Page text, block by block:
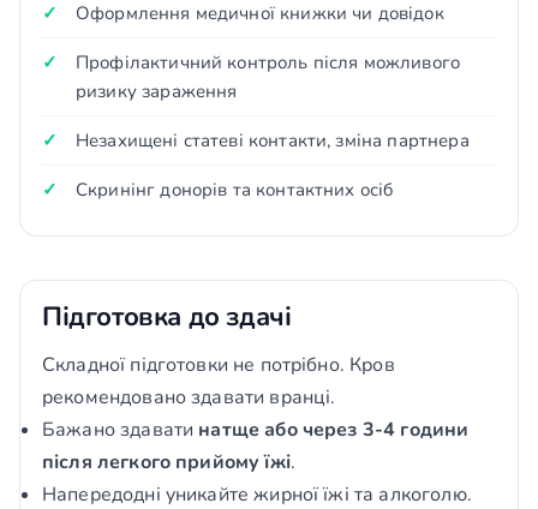
Оформлення медичної книжки чи довідок
Профілактичний контроль після можливого
ризику зараження
Незахищені статеві контакти, зміна партнера
Скринінг донорів та контактних осіб
Підготовка до здачі
Складної підготовки не потрібно. Кров
рекомендовано здавати вранці.
Бажано здавати натще або через 3-4 години
після легкого прийому їжі.
Напередодні уникайте жирної їжі та алкоголю.